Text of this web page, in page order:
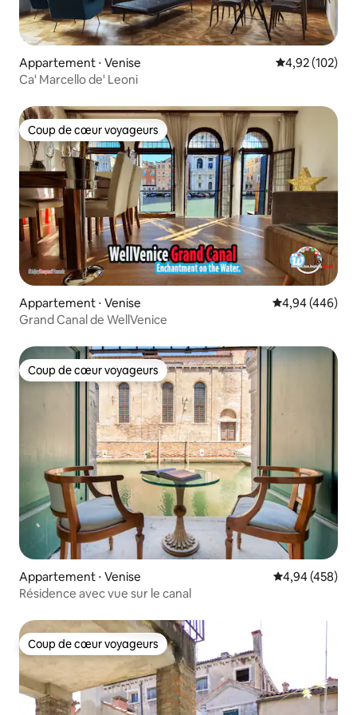
Appartement ⋅ Venise Évaluation
4,92 (102)
Ca' Marcello de' Leoni
Coup de cœur voyageurs
Coup de cœur voyageurs
Appartement ⋅ Venise Évaluation
4,94 (446)
Grand Canal de WellVenice
Coup de cœur voyageurs
Coup de cœur voyageurs
Appartement ⋅ Venise Évaluation
4,94 (458)
Résidence avec vue sur le canal
Coup de cœur voyageurs
Coup de cœur voyageurs